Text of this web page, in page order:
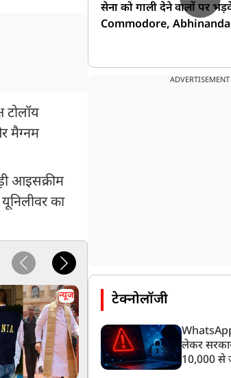
टोलॉय
मैग्नम
आइसक्रीम
का
न्यूज
सेना को गाली देने वालों पर
Commodore,
ADVERTISEMENT
टेक्नोलॉजी
लेकर
10,000 से